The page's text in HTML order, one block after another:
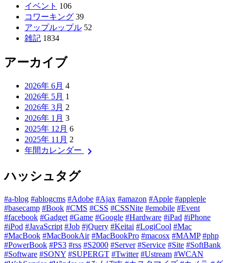
イベント 106
コワーキング 39
アップルップル 52
雑記 1834
アーカイブ
2026年 6月 4
2026年 5月 1
2026年 3月 2
2026年 1月 3
2025年 12月 6
2025年 11月 2
年間カレンダー
chevron_right
ハッシュタグ
#a-blog #ablogcms #Adobe #Ajax #amazon #Apple #appleple
#basecamp #Book #CMS #CSS #CSSNite #emobile #Event
#facebook #Gadget #Game #Google #Hardware #iPad #iPhone
#iPod #JavaScript #Job #jQuery #Keitai #LogiCool #Mac
#MacBook #MacBookAir #MacBookPro #macosx #MAMP #php
#PowerBook #PS3 #rss #S2000 #Server #Service #Site #SoftBank
#Software #SONY #SUPERGT #Twitter #Ustream #WCAN